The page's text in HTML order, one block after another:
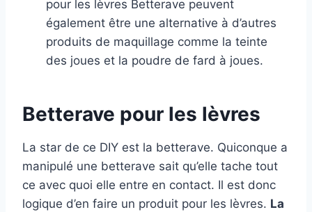
pour les lèvres Betterave peuvent
également être une alternative à d’autres
produits de maquillage comme la teinte
des joues et la poudre de fard à joues.
Betterave pour les lèvres
La star de ce DIY est la betterave. Quiconque a
manipulé une betterave sait qu’elle tache tout
ce avec quoi elle entre en contact. Il est donc
logique d’en faire un produit pour les lèvres. La